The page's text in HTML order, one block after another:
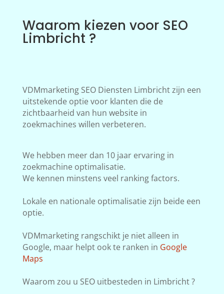
Waarom kiezen voor SEO
Limbricht ?
VDMmarketing SEO Diensten Limbricht zijn een
uitstekende optie voor klanten die de
zichtbaarheid van hun website in
zoekmachines willen verbeteren.
We hebben meer dan 10 jaar ervaring in
zoekmachine optimalisatie.
We kennen minstens veel ranking factors.
Lokale en nationale optimalisatie zijn beide een
optie.
VDMmarketing rangschikt je niet alleen in
Google, maar helpt ook te ranken in Google
Maps
Waarom zou u SEO uitbesteden in Limbricht ?